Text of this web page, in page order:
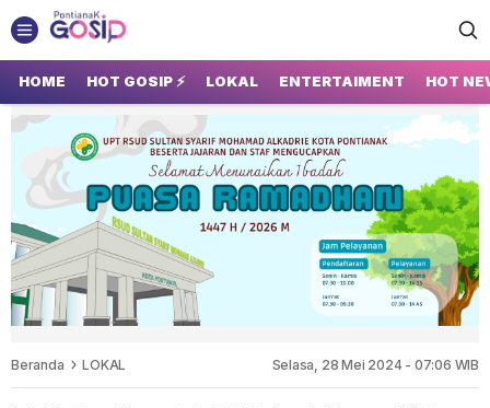
GOSIP PONTIANAK
Tempatnya Gosip Terupdate Pontianak
HOME HOT GOSIP ⚡ LOKAL ENTERTAIMENT HOT
Beranda LOKAL Selasa, 28 Mei 2024 - 07:06 WIB